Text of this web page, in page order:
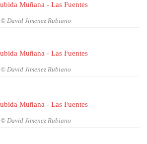
© David Jimenez Rubiano
© David Jimenez Rubiano
© David Jimenez Rubiano